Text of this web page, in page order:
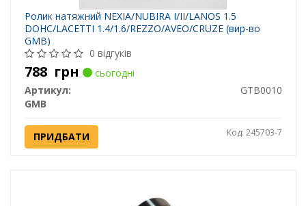
Ролик натяжний NEXIA/NUBIRA I/II/LANOS 1.5
DOHC/LACETTI 1.4/1.6/REZZO/AVEO/CRUZE (вир-во
GMB)
0 відгуків
788 грн
сьогодні
Артикул:
GTB0010
GMB
ПРИДБАТИ Код: 245703-7